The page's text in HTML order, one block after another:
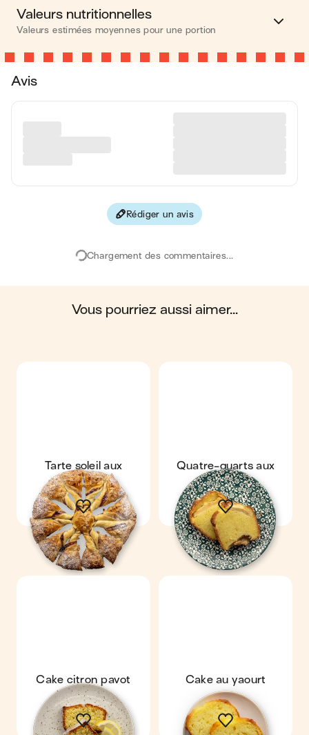
Valeurs nutritionnelles
Valeurs estimées moyennes pour une portion
Calories 442 kcal
Les valeurs sont basées sur une estimation moyenne pour
préoccupations ou des questions concernant votre santé,
en moyenne, une portion de la recette "Cake à la myrtille"
glucides ; 6 g de protéines ; 1 g de fibres.
Avis
Rédiger un avis
Chargement des commentaires...
vous pourriez aussi aimer...
Tarte soleil aux
myrtilles
Quatre-quarts aux
pommes
Cake citron pavot Cake au yaourt